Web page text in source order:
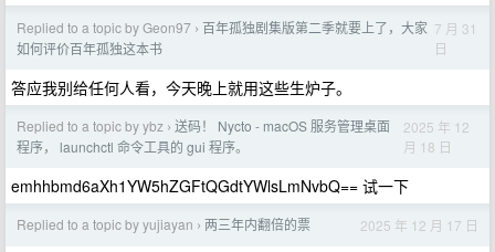
Replied to a topic by Geon97 › 百年孤独剧集版第二季就要上了，大家
如何评价百年孤独这本书
7 月 31
日
答应我别给任何人看，今天晚上就用这些生炉子。
Replied to a topic by ybz › 送码！ Nycto - macOS 服务管理桌面
程序， launchctl 命令工具的 gui 程序。
2025 年 12
月 18 日
emhhbmd6aXh1YW5hZGFtQGdtYWlsLmNvbQ== 试一下
Replied to a topic by yujiayan › 两三年内翻倍的票 2025 年 12 月 17 日